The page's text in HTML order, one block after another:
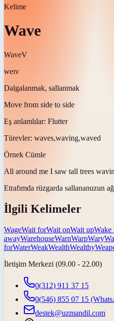
Kelime
Wave
WaveV
weɪv
Dalgalanmak, sallanmak
Move from side to side
Eş anlamlılar: Flutter
Türevler: waves,waving,waved
Örnek Cümle
All around me I saw tall trees
Etrafımda rüzgarda sallananuzun
İlgili Kelimeler
WageWait forWait onWait upWake
awayWarehouseWarnWarpWary
forWaterWeakWealthWealthy
İletişim Merkezi (09.00 - 22.00)
0(312) 911 37 15
0(546) 855 07 15
destek@uzmandil.com